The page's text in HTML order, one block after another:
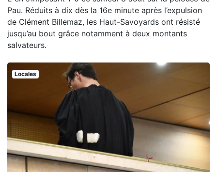
Pau. Réduits à dix dès la 16e minute après l’expulsion
de Clément Billemaz, les Haut-Savoyards ont résisté
jusqu’au bout grâce notamment à deux montants
salvateurs.
Locales